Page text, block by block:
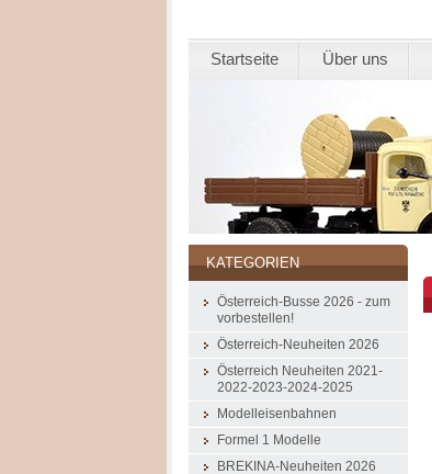
Startseite Über uns
KATEGORIEN
Österreich-Busse 2026 - zum
vorbestellen!
Österreich-Neuheiten 2026
Österreich Neuheiten 2021-
2022-2023-2024-2025
Modelleisenbahnen
Formel 1 Modelle
BREKINA-Neuheiten 2026